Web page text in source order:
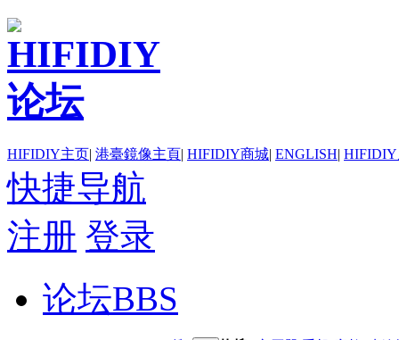
HIFIDIY主页| 港臺鏡像主頁| HIFIDIY商城| ENGLISH|
快捷导航
注册 登录
论坛BBS